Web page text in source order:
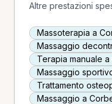
Altre prestazioni
Massoterapia a
Massaggio
Terapia manuale
Massaggio
Trattamento
Massaggio a